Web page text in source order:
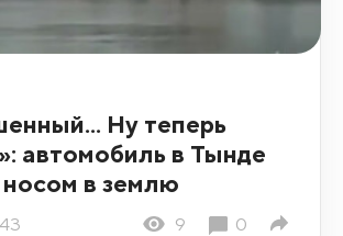
Ну теперь
автомобиль в Тынде
в землю
9 0